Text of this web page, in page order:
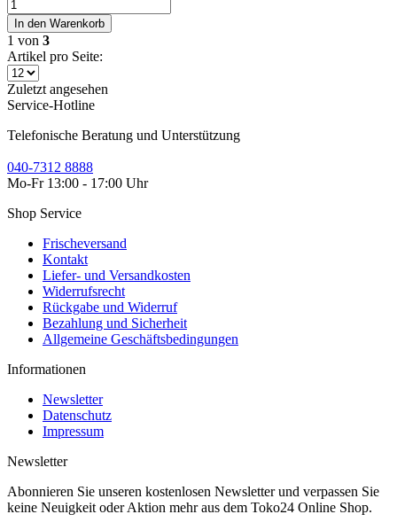
In den Warenkorb
1 von 3
Artikel pro Seite:
Zuletzt angesehen
Service-Hotline
Telefonische Beratung und Unterstützung
040-7312 8888
Mo-Fr 13:00 - 17:00 Uhr
Shop Service
Frischeversand
Kontakt
Liefer- und Versandkosten
Widerrufsrecht
Rückgabe und Widerruf
Bezahlung und Sicherheit
Allgemeine Geschäftsbedingungen
Informationen
Newsletter
Datenschutz
Impressum
Newsletter
Abonnieren Sie unseren kostenlosen Newsletter und verpassen Sie
keine Neuigkeit oder Aktion mehr aus dem Toko24 Online Shop.